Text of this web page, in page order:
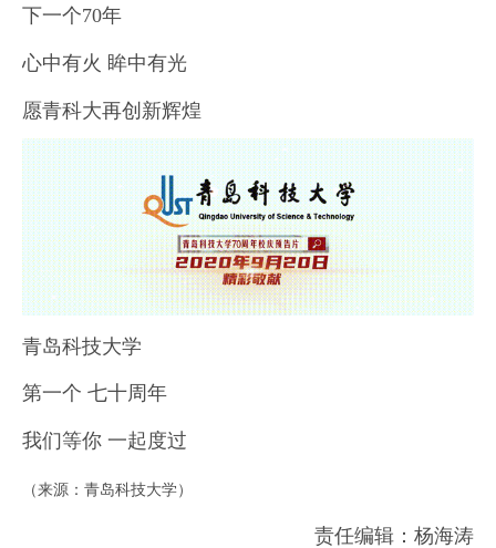
下一个70年
心中有火 眸中有光
愿青科大再创新辉煌
青岛科技大学
第一个 七十周年
我们等你 一起度过
（来源：青岛科技大学）
责任编辑：杨海涛